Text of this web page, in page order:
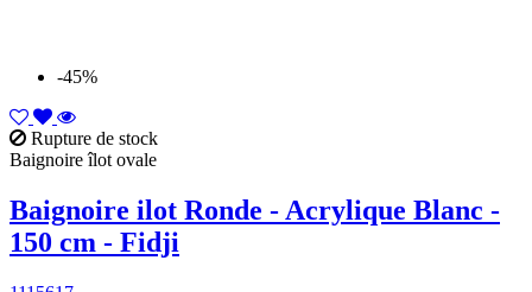
-45%
Rupture de stock
Baignoire îlot ovale
Baignoire ilot Ronde - Acrylique Blanc -
150 cm - Fidji